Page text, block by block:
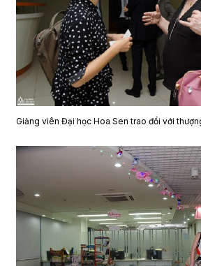
Giảng viên Đại học Hoa Sen trao đổi với